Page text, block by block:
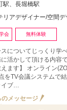
駅、長堀橋駅
リアデザイナー/空間
会 無料体験
についてじっくり学
活かして頂ける内容
ます】 オンライン
をTV会議システムで
イブ…
のメッセージ